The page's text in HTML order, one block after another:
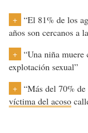
+
“El 81% de los
años son cercanos a
+
“Una niña
explotación sexual”
+ “Más del 70%
víctima del acoso